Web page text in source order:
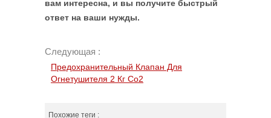
вам интересна, и вы получите быстрый
ответ на ваши нужды.
Следующая :
Предохранительный Клапан Для
Огнетушителя 2 Кг Co2
Похожие теги :